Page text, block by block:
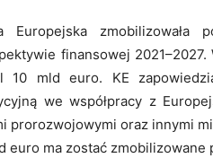
Europejska
finansowej
10 mld euro. KE
we współpracy z
prorozwojowymi oraz innymi
euro ma zostać